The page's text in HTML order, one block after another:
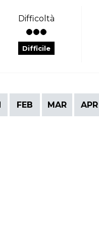
Difficoltà
Difficile
FEB MAR APR